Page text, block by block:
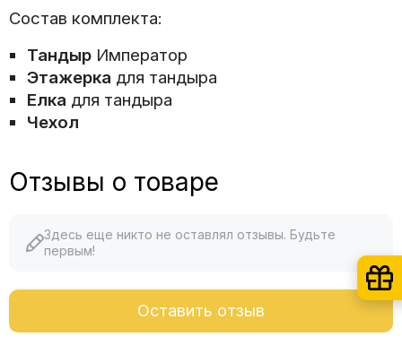
Состав комплекта:
Тандыр Император
Этажерка для тандыра
Елка для тандыра
Чехол
Отзывы о товаре
Здесь еще никто не оставлял отзывы. Будьте
первым!
Оставить отзыв